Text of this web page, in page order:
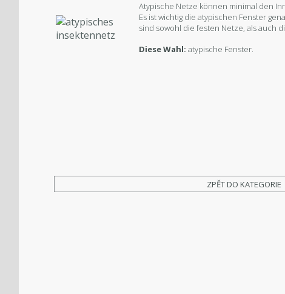
Atypische Netze können minimal den
Es ist wichtig die atypischen Fenster
sind sowohl die festen Netze, als auch
Diese Wahl:atypische Fenster.
ZPĚT DO KATEGORIE